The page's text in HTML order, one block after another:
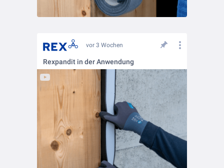
vor 3 Wochen
Rexpandit in der Anwendung